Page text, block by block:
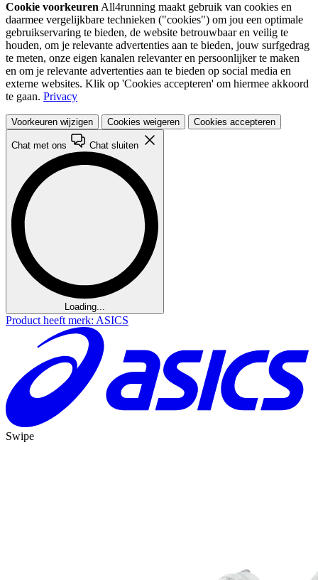
Cookie voorkeuren All4running maakt gebruik van cookies en
daarmee vergelijkbare technieken ("cookies") om jou een optimale
gebruikservaring te bieden, de website betrouwbaar en veilig te
houden, om je relevante advertenties aan te bieden, jouw surfgedrag
te meten, onze eigen kanalen relevanter en persoonlijker te maken
en om je relevante advertenties aan te bieden op social media en
externe websites. Klik op 'Cookies accepteren' om hiermee akkoord
te gaan. Privacy
Voorkeuren wijzigen Cookies weigeren Cookies accepteren
Chat met ons Chat sluiten
Loading...
Product heeft merk: ASICS
Swipe